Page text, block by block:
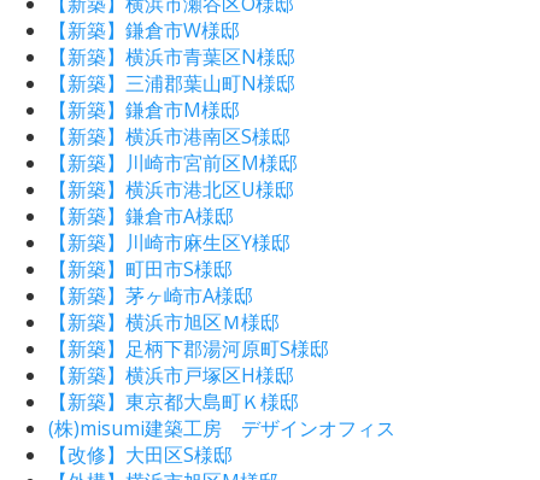
【新築】鎌倉市W様邸
【新築】横浜市青葉区N様邸
【新築】三浦郡葉山町N様邸
【新築】鎌倉市M様邸
【新築】横浜市港南区S様邸
【新築】川崎市宮前区M様邸
【新築】横浜市港北区U様邸
【新築】鎌倉市A様邸
【新築】川崎市麻生区Y様邸
【新築】町田市S様邸
【新築】茅ヶ崎市A様邸
【新築】横浜市旭区Ｍ様邸
【新築】足柄下郡湯河原町S様邸
【新築】横浜市戸塚区H様邸
【新築】東京都大島町Ｋ様邸
(株)misumi建築工房 デザインオフィス
【改修】大田区S様邸